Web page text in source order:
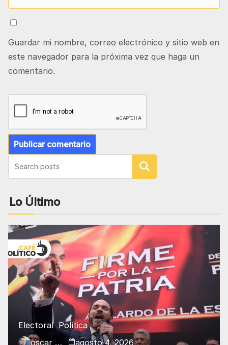
Guardar mi nombre, correo electrónico y sitio web en
este navegador para la próxima vez que haga un
comentario.
Buscar
Lo Último
Electoral Política
oscar charry
agosto 4, 2026